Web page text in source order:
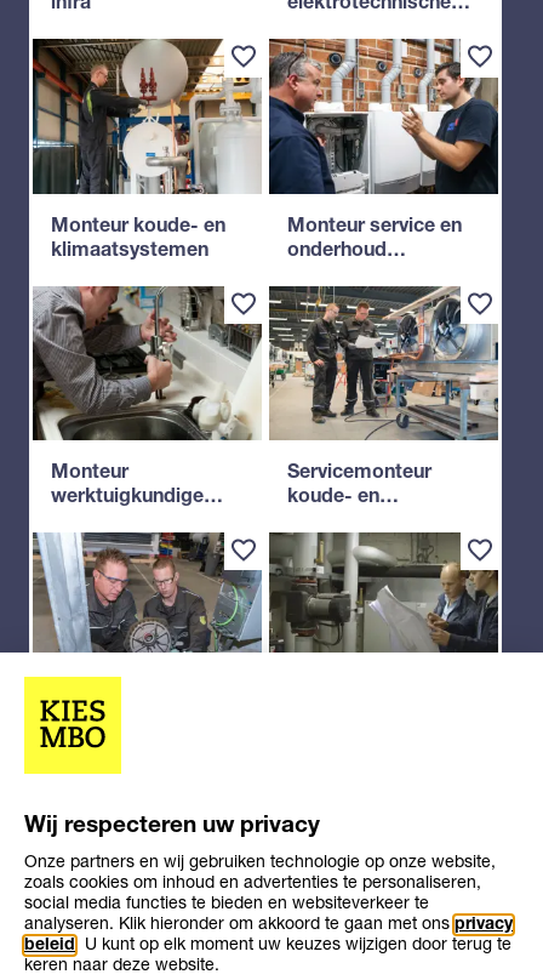
infra
elektrotechnische
Monteur koude- en
klimaatsystemen
Monteur service en
onderhoud
systemen
Monteur
werktuigkundige
Servicemonteur
koude- en
Technicus industriële
koude- en
Terug naar de
richtingen
laden
Wij respecteren uw privacy
Onze partners en wij gebruiken technologie op onze website,
zoals cookies om inhoud en advertenties te personaliseren,
social media functies te bieden en websiteverkeer te
analyseren. Klik hieronder om akkoord te gaan met ons privacy
beleid . U kunt op elk moment uw keuzes wijzigen door terug te
keren naar deze website.